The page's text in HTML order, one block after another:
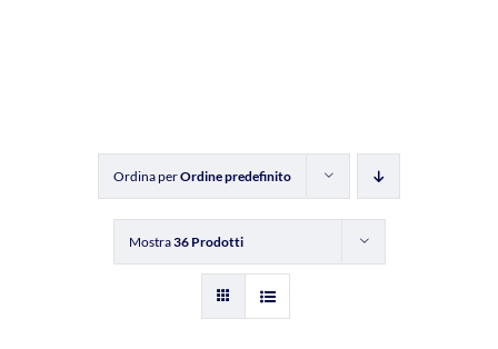
Ordina perOrdine predefinito
Mostra36 Prodotti